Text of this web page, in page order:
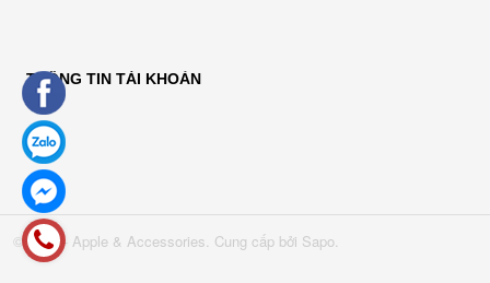
THÔNG TIN TÀI KHOẢN
© 2016 - Apple & Accessories. Cung cấp bởi Sapo.